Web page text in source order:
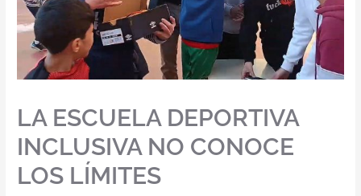
LA ESCUELA DEPORTIVA
INCLUSIVA NO CONOCE
LOS LÍMITES